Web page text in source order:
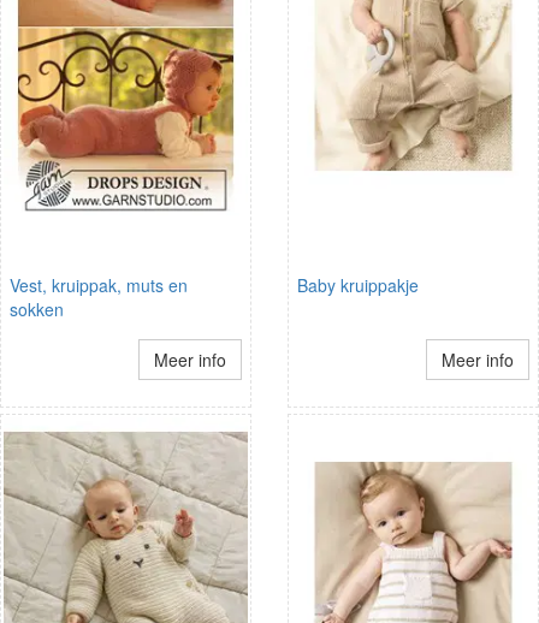
Vest, kruippak, muts en
sokken
Meer info
Baby kruippakje
Meer info